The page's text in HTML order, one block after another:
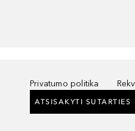
Privatumo politika
ATSISAKYTI SUTARTIES